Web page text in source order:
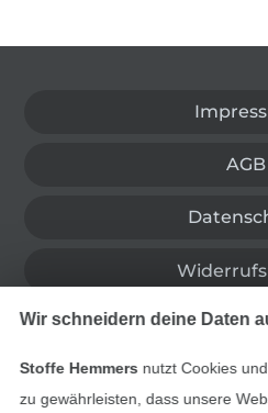
AGB
Wir schneidern deine Daten
Stoffe Hemmers nutzt Cookies
zu gewährleisten, dass unsere